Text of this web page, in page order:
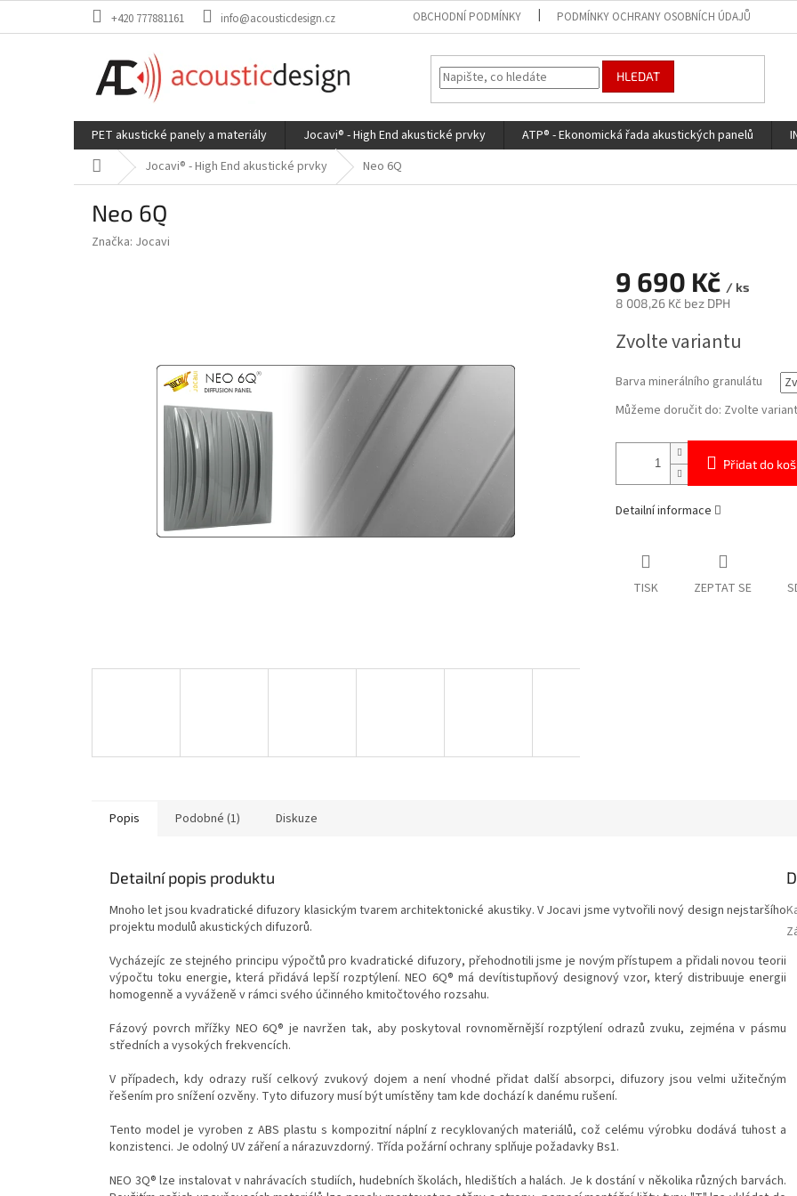
+420 777881161 info@acousticdesign.cz OBCHODNÍ PODMÍNKY PODMÍNKY OCHRANY OSOBNÍCH ÚDAJŮ
HLEDAT
PET akustické panely a materiály Jocavi® - High End akustické prvky ATP® - Ekonomická řada akustických panelů
Domů Jocavi® - High End akustické prvky Neo 6Q
Neo 6Q
Značka: Jocavi
9 690 Kč / ks
8 008,26 Kč bez DPH
cena:
Zvolte variantu
Barva minerálního granulátu
Můžeme doručit do: Zvolte
Přidat do
Detailní informace
TISK ZEPTAT SE
Popis Podobné (1) Diskuze
Detailní popis produktu
Mnoho let jsou kvadratické difuzory klasickým tvarem architektonické akustiky. V Jocavi jsme vytvořili nový design nejstaršího
projektu modulů akustických difuzorů.
Vycházejíc ze stejného principu výpočtů pro kvadratické difuzory, přehodnotili jsme je novým přístupem a přidali novou teorii
výpočtu toku energie, která přidává lepší rozptýlení. NEO 6Q® má devítistupňový designový vzor, ​​který distribuuje energii
homogenně a vyváženě v rámci svého účinného kmitočtového rozsahu.
Fázový povrch mřížky NEO 6Q® je navržen tak, aby poskytoval rovnoměrnější rozptýlení odrazů zvuku, zejména v pásmu
středních a vysokých frekvencích.
V případech, kdy odrazy ruší celkový zvukový dojem a není vhodné přidat další absorpci, difuzory jsou velmi užitečným
řešením pro snížení ozvěny. Tyto difuzory musí být umístěny tam kde dochází k danému rušení.
Tento model je vyroben z ABS plastu s kompozitní náplní z recyklovaných materiálů, což celému výrobku dodává tuhost a
konzistenci. Je odolný UV záření a nárazuvzdorný. Třída požární ochrany splňuje požadavky Bs1.
NEO 3Q® lze instalovat v nahrávacích studiích, hudebních školách, hledištích a halách. Je k dostání v několika různých barvách.